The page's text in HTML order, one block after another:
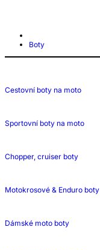
Boty
Cestovní boty na moto
Sportovní boty na moto
Chopper, cruiser boty
Motokrosové & Enduro boty
Dámské moto boty